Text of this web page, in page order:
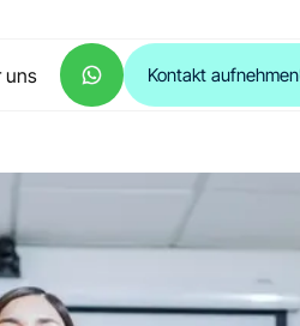
uns Kontakt aufnehmen